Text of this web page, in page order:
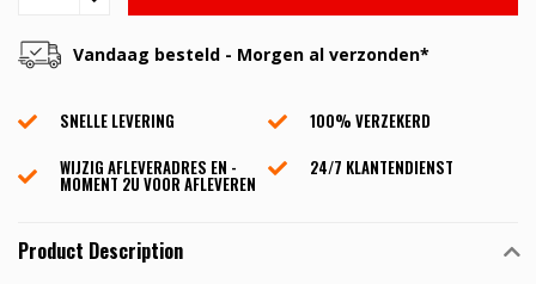
Vandaag besteld - Morgen al verzonden*
SNELLE LEVERING
100% VERZEKERD
WIJZIG AFLEVERADRES EN -
MOMENT 2U VOOR AFLEVEREN
24/7 KLANTENDIENST
Product Description